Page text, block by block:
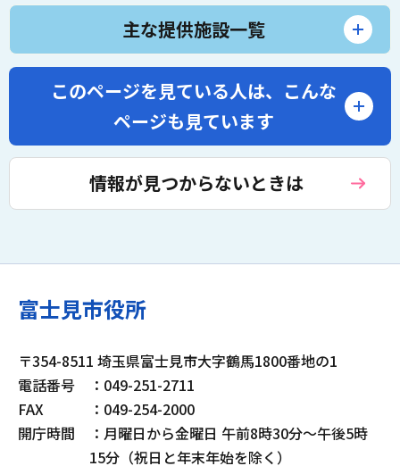
主な提供施設一覧
このページを見ている人は、 こんな
ページも見ています
情報が見つからないときは
富士見市役所
〒354-8511 埼玉県富士見市大字鶴馬1800番地の1
電話番号
：049-251-2711
FAX
：049-254-2000
開庁時間
：月曜日から金曜日 午前8時30分～午後5時
15分（祝日と年末年始を除く）